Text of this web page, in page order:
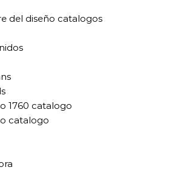
del diseño catalogos
1760 catalogo
catalogo